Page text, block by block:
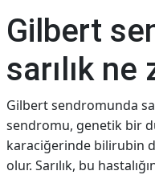
Gilbert
sarılık
Gilbert sendromunda
sendromu, genetik bir
karaciğerinde bilirubin
olur. Sarılık, bu